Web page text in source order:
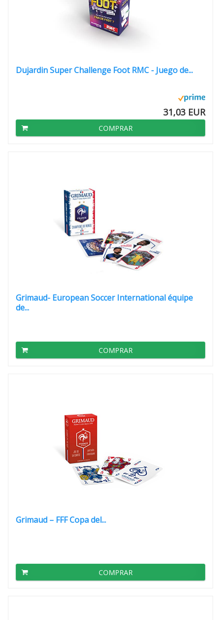
Dujardin Super Challenge Foot RMC - Juego de...
31,03 EUR
COMPRAR
Grimaud- European Soccer International équipe
de...
COMPRAR
Grimaud – FFF Copa del...
COMPRAR